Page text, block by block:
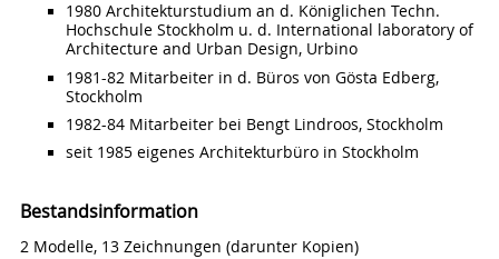
1980 Architekturstudium an d. Königlichen Techn.
Hochschule Stockholm u. d. International laboratory of
Architecture and Urban Design, Urbino
1981-82 Mitarbeiter in d. Büros von Gösta Edberg,
Stockholm
1982-84 Mitarbeiter bei Bengt Lindroos, Stockholm
seit 1985 eigenes Architekturbüro in Stockholm
Bestandsinformation
2 Modelle, 13 Zeichnungen (darunter Kopien)